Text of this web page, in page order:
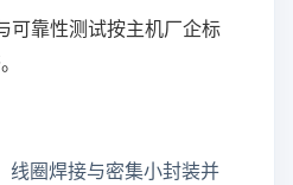
可靠性测试按主机厂企标
线圈焊接与密集小封装并